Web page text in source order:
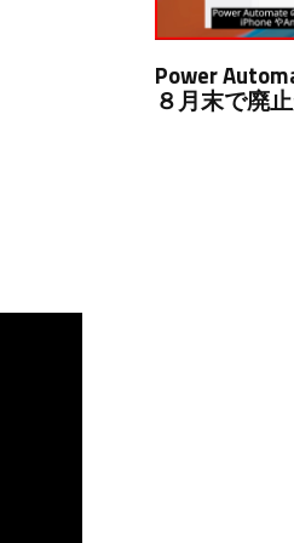
Power
８月末で廃